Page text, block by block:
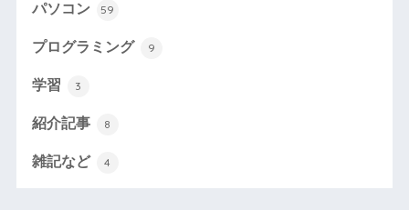
パソコン 59
プログラミング 9
学習 3
紹介記事 8
雑記など 4